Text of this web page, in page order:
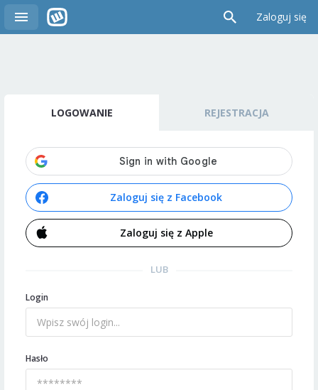
Zaloguj się
LOGOWANIE REJESTRACJA
Zaloguj się z Facebook
Zaloguj się z Apple
LUB
Login
Hasło